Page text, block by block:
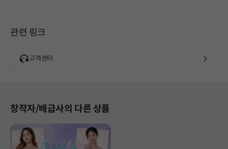
관련 링크
고객센터
창작자/배급사의 다른 상품